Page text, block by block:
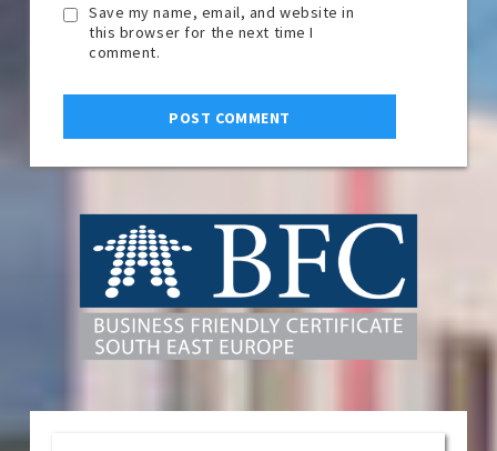
Save my name, email, and website in
this browser for the next time I
comment.